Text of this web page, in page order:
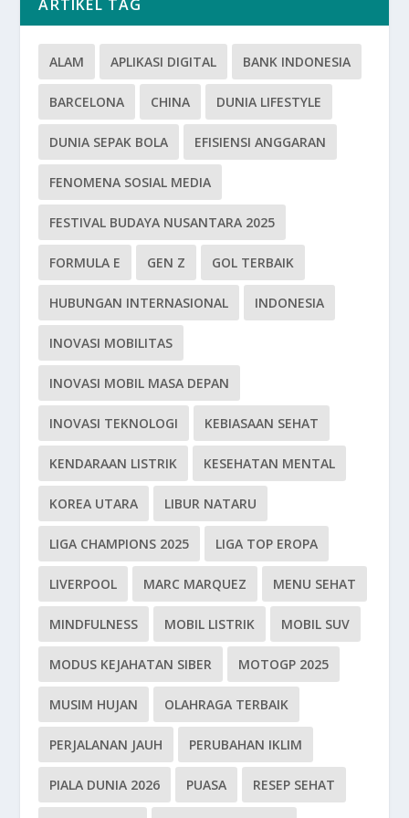
ARTIKEL TAG
ALAM APLIKASI DIGITAL BANK INDONESIA
BARCELONA CHINA DUNIA LIFESTYLE
DUNIA SEPAK BOLA EFISIENSI ANGGARAN
FENOMENA SOSIAL MEDIA
FESTIVAL BUDAYA NUSANTARA 2025
FORMULA E GEN Z GOL TERBAIK
HUBUNGAN INTERNASIONAL INDONESIA
INOVASI MOBILITAS
INOVASI MOBIL MASA DEPAN
INOVASI TEKNOLOGI KEBIASAAN SEHAT
KENDARAAN LISTRIK KESEHATAN MENTAL
KOREA UTARA LIBUR NATARU
LIGA CHAMPIONS 2025 LIGA TOP EROPA
LIVERPOOL MARC MARQUEZ MENU SEHAT
MINDFULNESS MOBIL LISTRIK MOBIL SUV
MODUS KEJAHATAN SIBER MOTOGP 2025
MUSIM HUJAN OLAHRAGA TERBAIK
PERJALANAN JAUH PERUBAHAN IKLIM
PIALA DUNIA 2026 PUASA RESEP SEHAT